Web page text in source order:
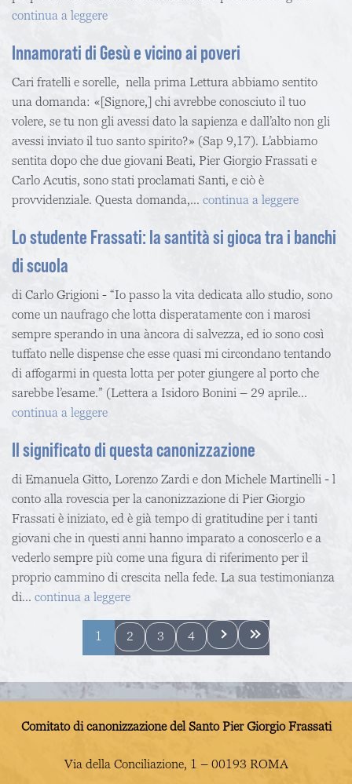
continua a leggere
Innamorati di Gesù e vicino ai poveri
Cari fratelli e sorelle, nella prima Lettura abbiamo sentito
una domanda: «[Signore,] chi avrebbe conosciuto il tuo
volere, se tu non gli avessi dato la sapienza e dall’alto non gli
avessi inviato il tuo santo spirito?» (Sap 9,17). L’abbiamo
sentita dopo che due giovani Beati, Pier Giorgio Frassati e
Carlo Acutis, sono stati proclamati Santi, e ciò è
provvidenziale. Questa domanda,... continua a leggere
Lo studente Frassati: la santità si gioca tra i banchi
di scuola
di Carlo Grigioni - “Io passo la vita dedicata allo studio, sono
come un naufrago che lotta disperatamente con i marosi
sempre sperando in una àncora di salvezza, ed io sono così
tuffato nelle dispense che esse quasi mi circondano tentando
di affogarmi in questa lotta per poter giungere al porto che
sarebbe l’esame.” (Lettera a Isidoro Bonini – 29 aprile...
continua a leggere
Il significato di questa canonizzazione
di Emanuela Gitto, Lorenzo Zardi e don Michele Martinelli - l
conto alla rovescia per la canonizzazione di Pier Giorgio
Frassati è iniziato, ed è già tempo di gratitudine per i tanti
giovani che in questi anni hanno imparato a conoscerlo e a
vederlo sempre più come una figura di riferimento per il
proprio cammino di crescita nella fede. La sua testimonianza
di... continua a leggere
1 2 3 4
Comitato di canonizzazione del Santo Pier Giorgio Frassati
Via della Conciliazione, 1 – 00193 ROMA